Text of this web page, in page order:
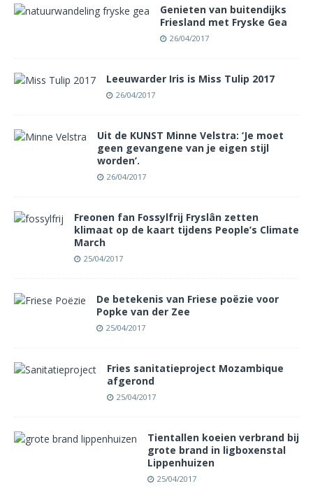
Genieten van buitendijks
Friesland met Fryske Gea
26/04/2017
Leeuwarder Iris is Miss Tulip 2017
26/04/2017
Uit de KUNST Minne Velstra: ‘Je moet
geen gevangene van je eigen stijl
worden’.
26/04/2017
Freonen fan Fossylfrij Fryslân zetten
klimaat op de kaart tijdens People’s Climate
March
25/04/2017
De betekenis van Friese poëzie voor
Popke van der Zee
25/04/2017
Fries sanitatieproject Mozambique
afgerond
25/04/2017
Tientallen koeien verbrand bij
grote brand in ligboxenstal
Lippenhuizen
25/04/2017